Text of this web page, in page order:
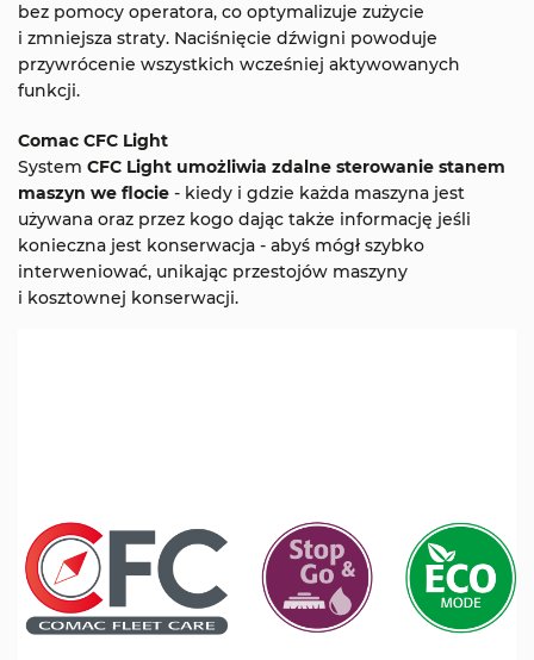
bez pomocy operatora, co optymalizuje zużycie
i zmniejsza straty. Naciśnięcie dźwigni powoduje
przywrócenie wszystkich wcześniej aktywowanych
funkcji.
Comac CFC Light
System CFC Light umożliwia zdalne sterowanie stanem
maszyn we flocie - kiedy i gdzie każda maszyna jest
używana oraz przez kogo dając także informację jeśli
konieczna jest konserwacja - abyś mógł szybko
interweniować, unikając przestojów maszyny
i kosztownej konserwacji.